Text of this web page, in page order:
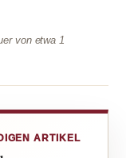
von etwa 1
ARTIKEL